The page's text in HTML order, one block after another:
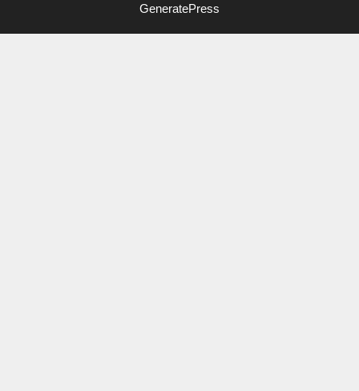
GeneratePress